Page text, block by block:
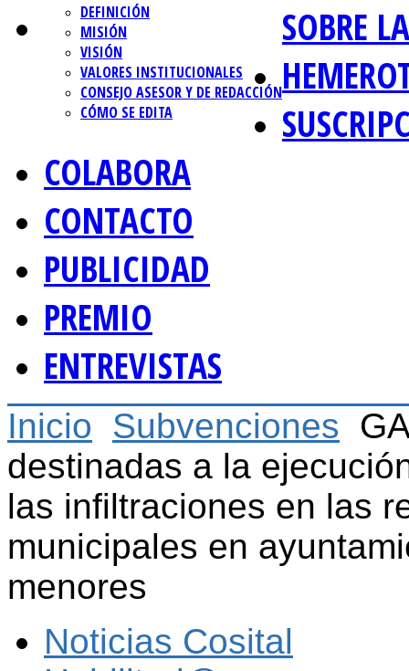
SOBRE
DEFINICIÓN
MISIÓN
VISIÓN
VALORES INSTITUCIONALES
CONSEJO ASESOR Y DE REDACCIÓN
CÓMO SE EDITA
COLABORA
CONTACTO
PUBLICIDAD
PREMIO
ENTREVISTAS
Inicio Subvenciones
destinadas a la
las infiltraciones en las
municipales en
menores
Noticias Cosital